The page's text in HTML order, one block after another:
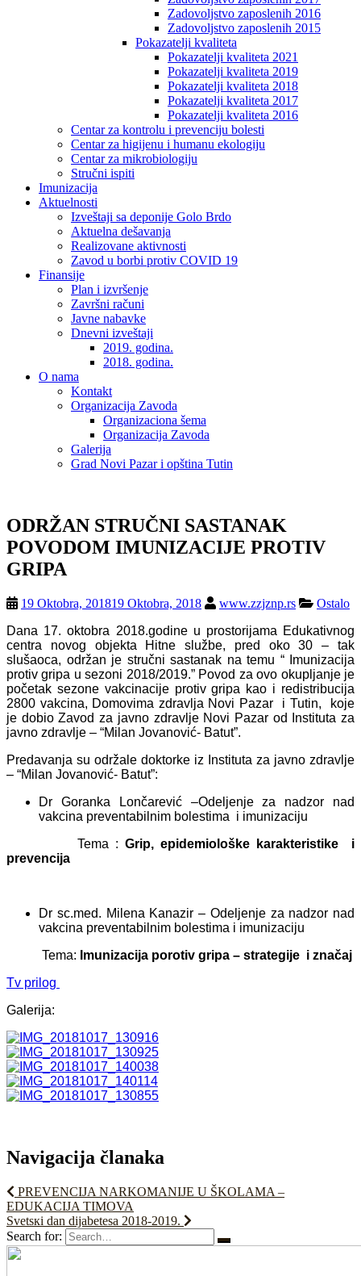
Zadovoljstvo zaposlenih 2016
Zadovoljstvo zaposlenih 2015
Pokazatelji kvaliteta
Pokazatelji kvaliteta 2021
Pokazatelji kvaliteta 2019
Pokazatelji kvaliteta 2018
Pokazatelji kvaliteta 2017
Pokazatelji kvaliteta 2016
Centar za kontrolu i prevenciju bolesti
Centar za higijenu i humanu ekologiju
Centar za mikrobiologiju
Stručni ispiti
Imunizacija
Aktuelnosti
Izveštaji sa deponije Golo Brdo
Aktuelna dešavanja
Realizovane aktivnosti
Zavod u borbi protiv COVID 19
Finansije
Plan i izvršenje
Završni računi
Javne nabavke
Dnevni izveštaji
2019. godina.
2018. godina.
O nama
Kontakt
Organizacija Zavoda
Organizaciona šema
Organizacija Zavoda
Galerija
Grad Novi Pazar i opština Tutin
ODRŽAN STRUČNI SASTANAK
POVODOM IMUNIZACIJE PROTIV
GRIPA
19 Oktobra, 201819 Oktobra, 2018 www.zzjznp.rs
Ostalo
Dana 17. oktobra 2018.godine u prostorijama Edukativnog
centra novog objekta Hitne službe, pred oko 30 – tak
slušaoca, održan je stručni sastanak na temu “ Imunizacija
protiv gripa u sezoni 2018/2019.” Povod za ovo okupljanje je
početak sezone vakcinacije protiv gripa kao i redistribucija
2800 vakcina, Domovima zdravlja Novi Pazar i Tutin, koje
je dobio Zavod za javno zdravlje Novi Pazar od Instituta za
javno zdravlje – “Milan Jovanović- Batut”.
Predavanja su održale doktorke iz Instituta za javno zdravlje
– “Milan Jovanović- Batut”:
Dr Goranka Lončarević –Odeljenje za nadzor nad
vakcina preventabilnim bolestima i imunizaciju
Tema : Grip, epidemiološke karakteristike i
prevencija
Dr sc.med. Milena Kanazir – Odeljenje za nadzor nad
vakcina preventabilnim bolestima i imunizaciju
Tema: Imunizacija porotiv gripa – strategije i značaj
Tv prilog
Galerija:
Navigacija članaka
PREVENCIJA NARKOMANIJE U ŠKOLAMA –
EDUKACIJA TIMOVA
Svеtsкi dаn diјаbеtеsа 2018-2019.
Search for: